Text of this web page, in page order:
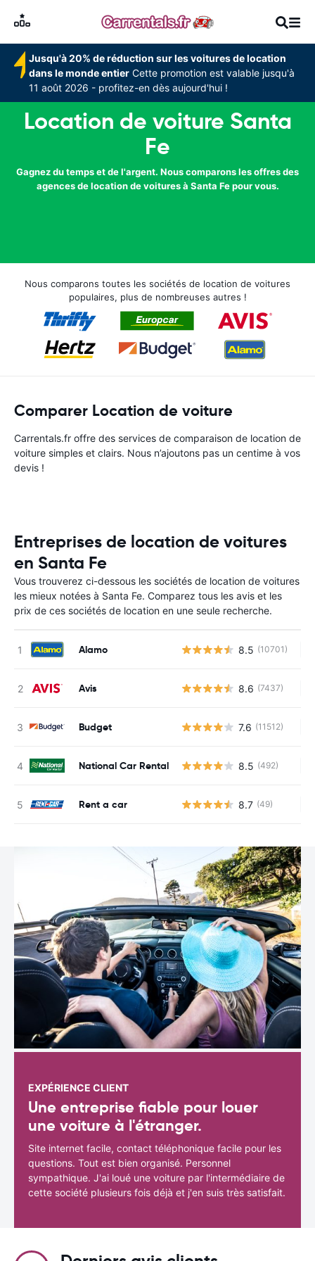
Jusqu'à 20% de réduction sur les voitures de location
dans le monde entier Cette promotion est valable jusqu'à
11 août 2026 - profitez-en dès aujourd'hui !
Location de voiture Santa
Fe
Gagnez du temps et de l'argent. Nous comparons les offres des
agences de location de voitures à Santa Fe pour vous.
Nous comparons toutes les sociétés de location de voitures
populaires, plus de nombreuses autres !
Comparer Location de voiture
Carrentals.fr offre des services de comparaison de location de
voiture simples et clairs. Nous n’ajoutons pas un centime à vos
devis !
Entreprises de location de voitures
en Santa Fe
Vous trouverez ci-dessous les sociétés de location de voitures
les mieux notées à Santa Fe. Comparez tous les avis et les
prix de ces sociétés de location en une seule recherche.
Alamo 8.5 (10701)
Avis 8.6 (7437)
Budget 7.6 (11512)
National Car Rental 8.5 (492)
Rent a car 8.7 (49)
EXPÉRIENCE CLIENT
Une entreprise fiable pour louer
une voiture à l'étranger.
Site internet facile, contact téléphonique facile pour les
questions. Tout est bien organisé. Personnel
sympathique. J'ai loué une voiture par l'intermédiaire de
cette société plusieurs fois déjà et j'en suis très satisfait.